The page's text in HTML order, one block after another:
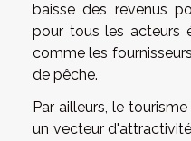
baisse des revenus
pour tous les acteurs
comme les
de pêche.
Par ailleurs, le
un vecteur